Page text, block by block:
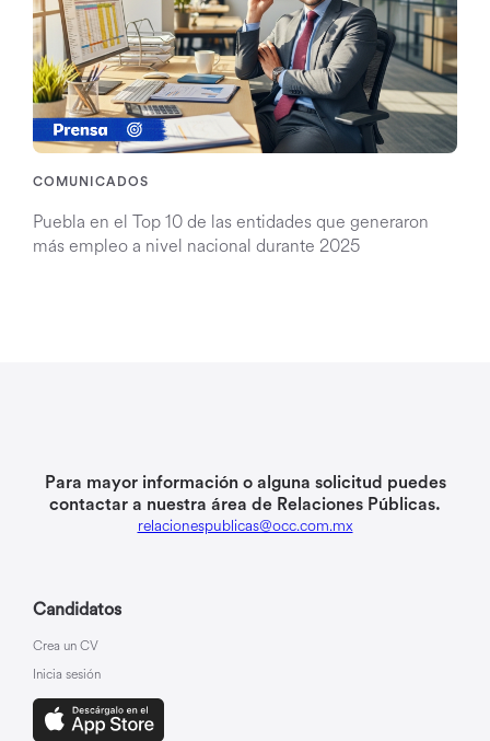
COMUNICADOS
Puebla en el Top 10 de las entidades que generaron
más empleo a nivel nacional durante 2025
Para mayor información o alguna solicitud puedes
contactar a nuestra área de Relaciones Públicas.
relacionespublicas@occ.com.mx
Candidatos
Crea un CV
Inicia sesión